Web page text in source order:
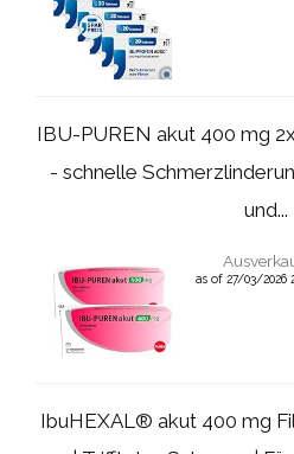
IBU-PUREN akut 400 mg
- schnelle
und...
as of 27/03/2026
IbuHEXAL® akut 400 mg